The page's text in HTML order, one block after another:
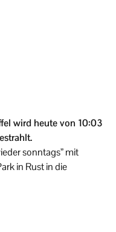
wird heute von 10:03
sonntags” mit
in Rust in die